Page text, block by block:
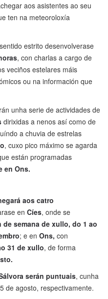
aos asistentes ao seu
ten na meteoroloxía
estrito desenvolverase
, con charlas a cargo de
veciños estelares máis
ou na información que
unha serie de actividades de
dirixidas a nenos así como de
a chuvia de estrelas
, cuxo pico máximo se agarda
están programadas
en Ons.
aos catro
en Cíes, onde se
de semana de xullo, do 1 ao
; e en Ons, con
31 de xullo, de forma
serán puntuais, cunha
de agosto, respectivamente.